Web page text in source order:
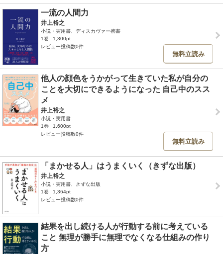
一流の人間力
井上裕之
小説・実用書、ディスカヴァー携書
1巻
1,300pt
レビュー投稿数0件
無料立読み
他人の顔色をうかがって生きていた私が自分の
ことを大切にできるようになった 自己中のスス
メ
井上裕之
小説・実用書
1巻
1,600pt
レビュー投稿数0件
無料立読み
「まかせる人」はうまくいく（きずな出版）
井上裕之
小説・実用書、きずな出版
1巻
1,364pt
レビュー投稿数0件
結果を出し続ける人が行動する前に考えている
こと 無理が勝手に無理でなくなる仕組みの作り
方